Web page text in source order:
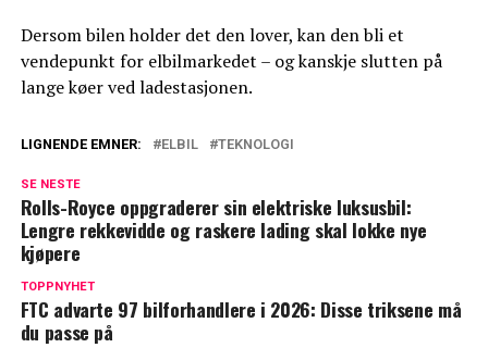
Dersom bilen holder det den lover, kan den bli et
vendepunkt for elbilmarkedet – og kanskje slutten på
lange køer ved ladestasjonen.
LIGNENDE EMNER: ELBIL TEKNOLOGI
SE NESTE
Rolls-Royce oppgraderer sin elektriske luksusbil:
Lengre rekkevidde og raskere lading skal lokke nye
kjøpere
TOPPNYHET
FTC advarte 97 bilforhandlere i 2026: Disse triksene må
du passe på